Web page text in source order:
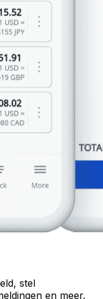
stel
en meer.